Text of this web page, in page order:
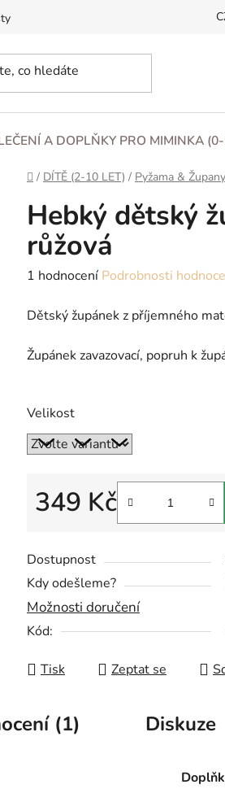
A DOPLŇKY PRO MIMINKA
Domů
/ DÍTĚ (2-10 LET) / Pyžama & Župany
Hebký dětský
růžová
Průměrné
produktu
5,0
5
1 hodnocení Podrobnosti
Dětský župánek z příjemného
Župánek zavazovací, popruh k
Velikost
Dostupnost
Kdy odešleme?
Možnosti doručení
Kód:
349 Kč
Tisk Zeptat se
(1) Diskuze